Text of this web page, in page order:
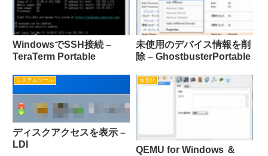
WindowsでSSH接続 –
TeraTerm Portable
未使用のデバイス情報を削
除 – GhostbusterPortable
システムツール
ディスクアクセスを表示 –
LDI
仮想化
QEMU for Windows ＆